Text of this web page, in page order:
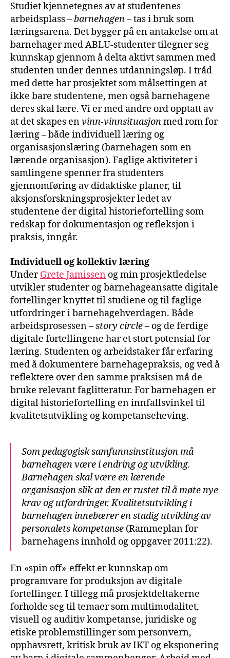
Studiet kjennetegnes av at studentenes
arbeidsplass –barnehagen– tas i bruk som
læringsarena. Det bygger på en antakelse om at
barnehager med ABLU-studenter tilegner seg
kunnskap gjennom å delta aktivt sammen med
studenten under dennes utdanningsløp. I tråd
med dette har prosjektet som målsettingen at
ikke bare studentene, men også barnehagene
deres skal lære. Vi er med andre ord opptatt av
at det skapes envinn-vinnsituasjonmed rom for
læring – både individuell læring og
organisasjonslæring (barnehagen som en
lærende organisasjon). Faglige aktiviteter i
samlingene spenner fra studenters
gjennomføring av didaktiske planer, til
aksjonsforskningsprosjekter ledet av
studentene der digital historiefortelling som
redskap for dokumentasjon og refleksjon i
praksis, inngår.
Individuell og kollektiv læring
UnderGrete Jamissen og min prosjektledelse
utvikler studenter og barnehageansatte digitale
fortellinger knyttet til studiene og til faglige
utfordringer i barnehagehverdagen. Både
arbeidsprosessen –story circle– og de ferdige
digitale fortellingene har et stort potensial for
læring. Studenten og arbeidstaker får erfaring
med å dokumentere barnehagepraksis, og ved å
reflektere over den samme praksisen må de
bruke relevant faglitteratur. For barnehagen er
digital historiefortelling en innfallsvinkel til
kvalitetsutvikling og kompetanseheving.
Som pedagogisk samfunnsinstitusjon må
barnehagen være i endring og utvikling.
Barnehagen skal være en lærende
organisasjon slik at den er rustet til å møte nye
krav og utfordringer. Kvalitetsutvikling i
barnehagen innebærer en stadig utvikling av
personalets kompetanse (Rammeplan for
barnehagens innhold og oppgaver 2011:22).
En «spin off»-effekt er kunnskap om
programvare for produksjon av digitale
fortellinger. I tillegg må prosjektdeltakerne
forholde seg til temaer som multimodalitet,
visuell og auditiv kompetanse, juridiske og
etiske problemstillinger som personvern,
opphavsrett, kritisk bruk av IKT og eksponering